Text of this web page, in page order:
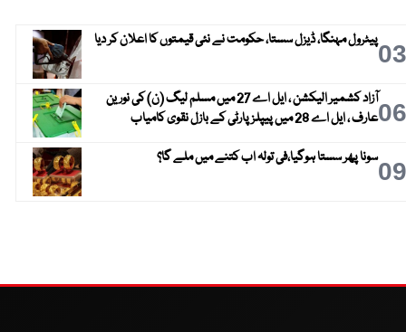
03پیٹرول مہنگا، ڈیزل سستا، حکومت نے نئی قیمتوں کا اعلان کر دیا
06
آزاد کشمیر الیکشن ، ایل اے 27 میں مسلم لیگ (ن) کی نورین
عارف ، ایل اے 28 میں پیپلز پارٹی کے بازل نقوی کامیاب
09سونا پھر سستا ہوگیا،فی تولہ اب کتنے میں ملے گا؟